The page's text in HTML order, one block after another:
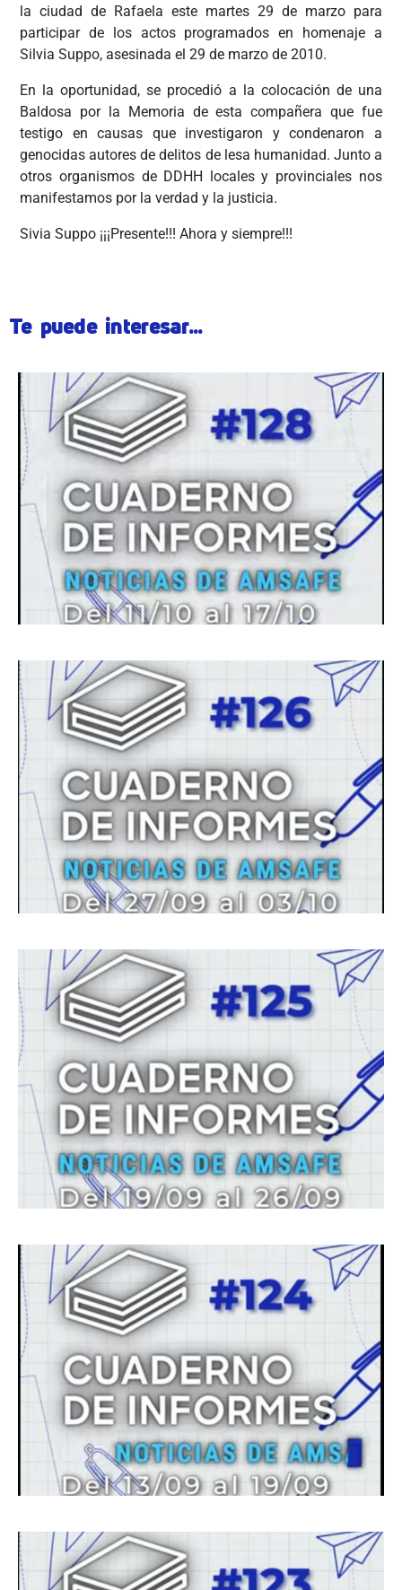
la ciudad de Rafaela este martes 29 de marzo para
participar de los actos programados en homenaje a
Silvia Suppo, asesinada el 29 de marzo de 2010.
En la oportunidad, se procedió a la colocación de una
Baldosa por la Memoria de esta compañera que fue
testigo en causas que investigaron y condenaron a
genocidas autores de delitos de lesa humanidad. Junto a
otros organismos de DDHH locales y provinciales nos
manifestamos por la verdad y la justicia.
Sivia Suppo ¡¡¡Presente!!! Ahora y siempre!!!
Te puede interesar...